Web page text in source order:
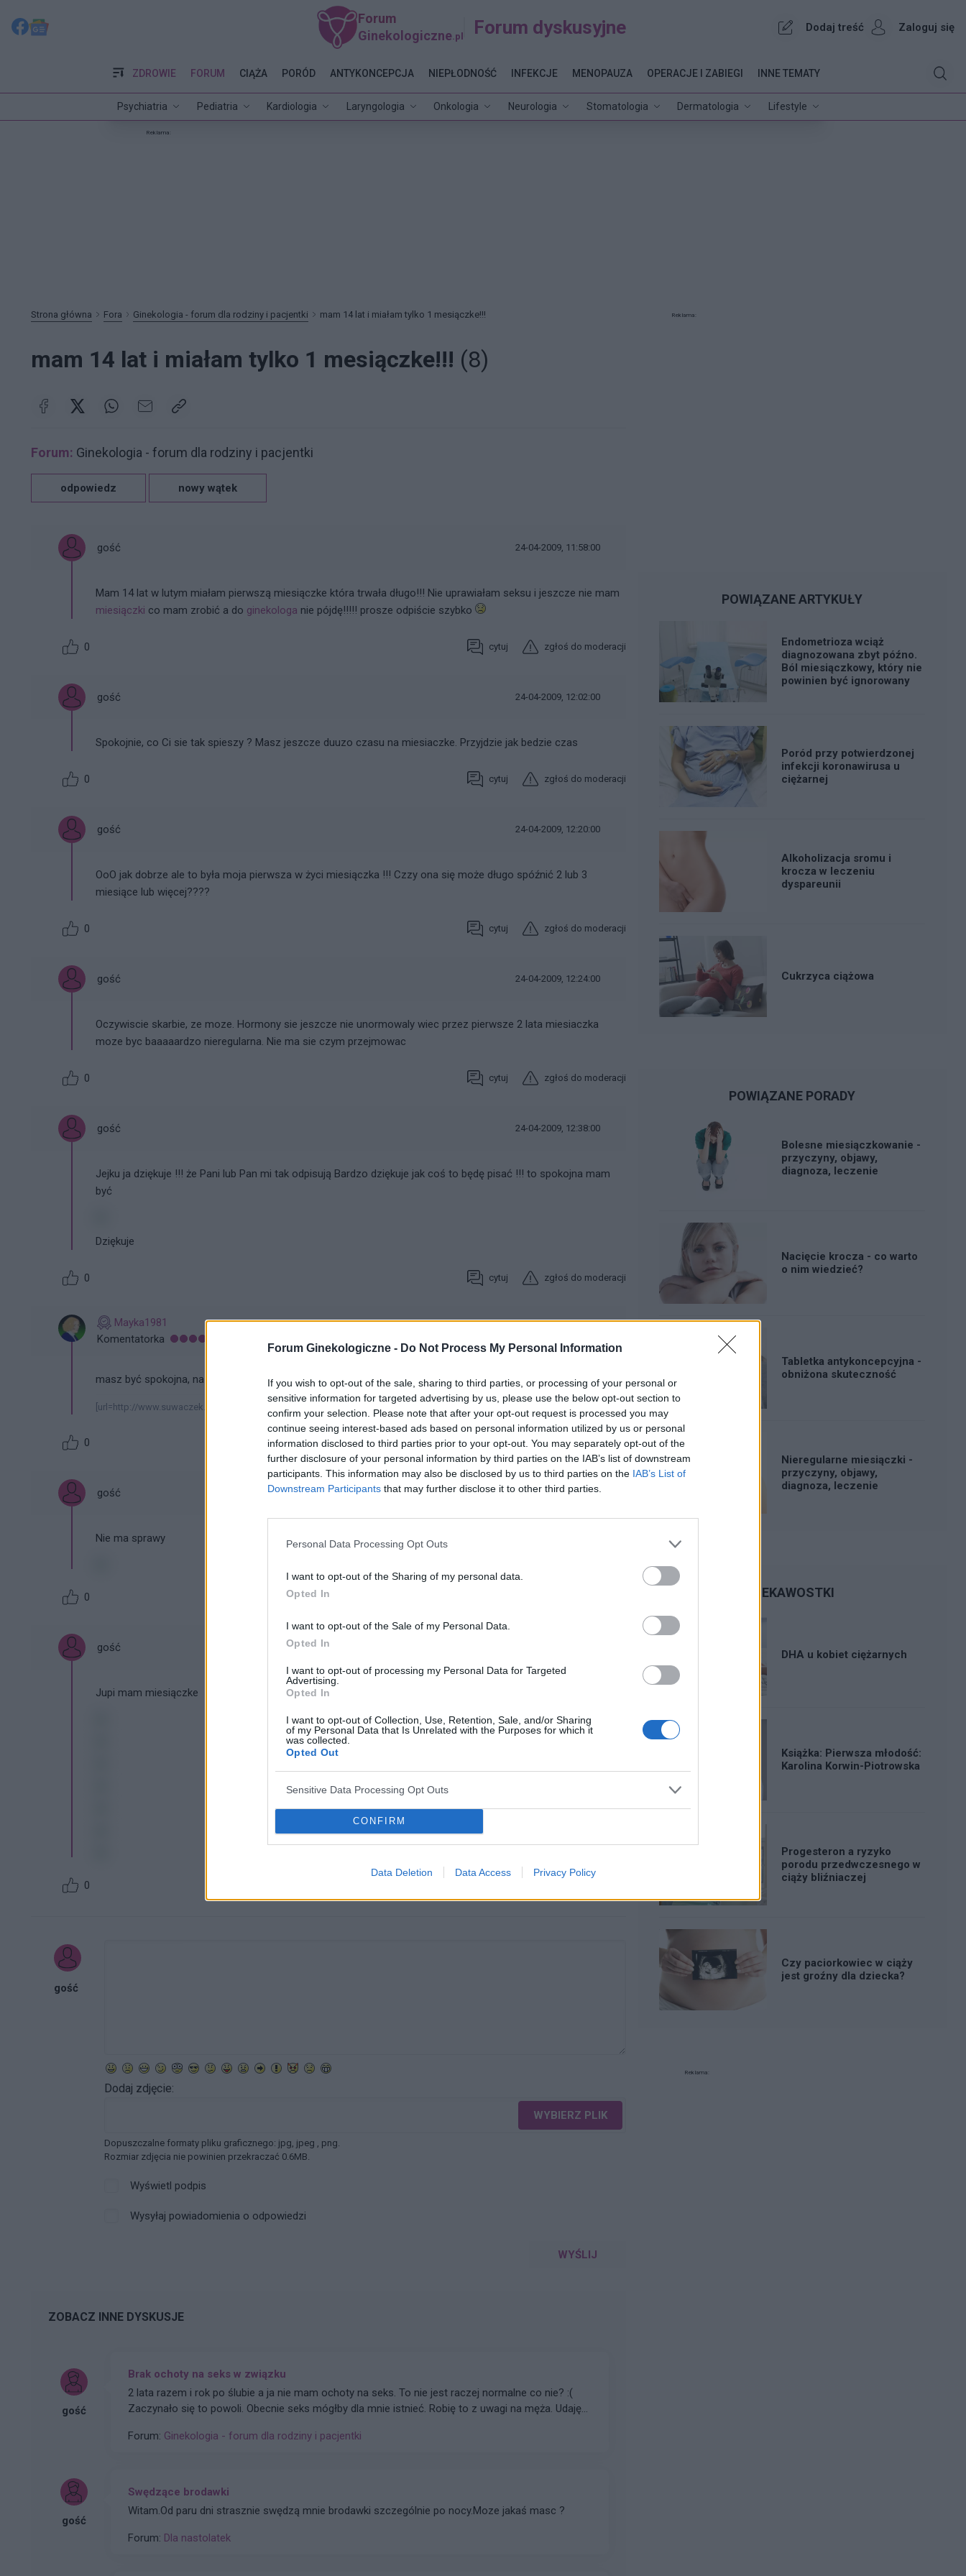
Forum Ginekologiczne - Do Not Process My Personal Information
If you wish to opt-out of the sale, sharing to third parties, or processing of your personal or
sensitive information for targeted advertising by us, please use the below opt-out section to
confirm your selection. Please note that after your opt-out request is processed you may
continue seeing interest-based ads based on personal information utilized by us or personal
information disclosed to third parties prior to your opt-out. You may separately opt-out of the
further disclosure of your personal information by third parties on the IAB’s list of downstream
participants. This information may also be disclosed by us to third parties on the IAB’s List of
Downstream Participants that may further disclose it to other third parties.
Personal Data Processing Opt Outs
I want to opt-out of the Sharing of my personal data.
Opted In
I want to opt-out of the Sale of my Personal Data.
Opted In
I want to opt-out of processing my Personal Data for Targeted
Advertising.
Opted In
I want to opt-out of Collection, Use, Retention, Sale, and/or Sharing
of my Personal Data that Is Unrelated with the Purposes for which it
was collected.
Opted Out
Sensitive Data Processing Opt Outs
CONFIRM
Data Deletion Data Access Privacy Policy
Forum
Ginekologiczne .pl Forum dyskusyjne Dodaj treść Zaloguj się
ZDROWIE
Psychiatria Pediatria Kardiologia Laryngologia Onkologia Neurologia Stomatologia Dermatologia Lifestyle
FORUM CIĄŻA PORÓD ANTYKONCEPCJA NIEPŁODNOŚĆ INFEKCJE MENOPAUZA OPERACJE I ZABIEGI INNE TEMATY
Reklama:
Strona główna Fora Ginekologia - forum dla rodziny i pacjentki mam 14 lat i miałam tylko 1 mesiączke!!!
mam 14 lat i miałam tylko 1 mesiączke!!! (8)
Forum: Ginekologia - forum dla rodziny i pacjentki
odpowiedz nowy wątek
gość 24-04-2009, 11:58:00
Mam 14 lat w lutym miałam pierwszą miesiączke która trwała długo!!! Nie uprawiałam seksu i jeszcze nie mam
miesiączki co mam zrobić a do ginekologa nie pójdę!!!!! prosze odpiście szybko
0 cytuj zgłoś do moderacji
gość 24-04-2009, 12:02:00
Spokojnie, co Ci sie tak spieszy ? Masz jeszcze duuzo czasu na miesiaczke. Przyjdzie jak bedzie czas
0 cytuj zgłoś do moderacji
gość 24-04-2009, 12:20:00
OoO jak dobrze ale to była moja pierwsza w życi miesiączka !!! Czzy ona się może długo spóźnić 2 lub 3
miesiące lub więcej????
0 cytuj zgłoś do moderacji
gość 24-04-2009, 12:24:00
Oczywiscie skarbie, ze moze. Hormony sie jeszcze nie unormowaly wiec przez pierwsze 2 lata miesiaczka
moze byc baaaaardzo nieregularna. Nie ma sie czym przejmowac
0 cytuj zgłoś do moderacji
gość 24-04-2009, 12:38:00
Jejku ja dziękuje !!! że Pani lub Pan mi tak odpisują Bardzo dziękuje jak coś to będę pisać !!! to spokojna mam
być
Dziękuje
0 cytuj zgłoś do moderacji
Mayka1981
Komentatorka
masz być spokojna, na początku to tak właśnie może wyglądać, to jest zupełnie normalne
[url=http://www.suwaczek.pl/][img]http://www.suwaczek.pl/cache/894e03d132.png[/img][/url]
0 cytuj zgłoś do moderacji
gość 24-04-2009, 12:42:00
Nie ma sprawy
0
gość
Jupi mam miesiączke
0
gość
Dodaj zdjęcie:
WYBIERZ PLIK
Dopuszczalne formaty pliku graficznego: jpg, jpeg , png.
Rozmiar zdjęcia nie powinien przekraczać 0.6MB.
Wyświetl podpis
Wysyłaj powiadomienia o odpowiedzi
WYŚLIJ
ZOBACZ INNE DYSKUSJE
gość
Brak ochoty na seks w związku
2 lata razem i rok po ślubie a ja nie mam ochoty na seks. To nie jest raczej normalne co nie? :(
Zaczynało się to powoli. Obecnie seks mógłby dla mnie istnieć. Robię to z uwagi na męża. Udaję
miesięcy temu tak wiec wszystko już raczej powinno się uregulować co nie? ).
Forum: Ginekologia - forum dla rodziny i pacjentki
gość
Swędzące brodawki
Witam.Od paru dni strasznie swędzą mnie brodawki szczególnie po nocy.Moze jakaś masc ?
Forum: Dla nastolatek
Reklama:
POWIĄZANE ARTYKUŁY
Endometrioza wciąż
diagnozowana zbyt późno.
Ból miesiączkowy, który nie
powinien być ignorowany
Poród przy potwierdzonej
infekcji koronawirusa u
ciężarnej
Alkoholizacja sromu i
krocza w leczeniu
dyspareunii
Cukrzyca ciążowa
POWIĄZANE PORADY
Bolesne miesiączkowanie -
przyczyny, objawy,
diagnoza, leczenie
Nacięcie krocza - co warto
o nim wiedzieć?
Tabletka antykoncepcyjna -
obniżona skuteczność
Nieregularne miesiączki -
przyczyny, objawy,
diagnoza, leczenie
CIEKAWOSTKI
DHA u kobiet ciężarnych
Książka: Pierwsza młodość:
Karolina Korwin-Piotrowska
Progesteron a ryzyko
porodu przedwczesnego w
ciąży bliźniaczej
Czy paciorkowiec w ciąży
jest groźny dla dziecka?
Reklama: